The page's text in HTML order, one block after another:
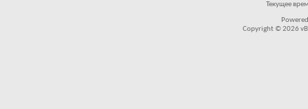
Текущее
Copyright © 2026